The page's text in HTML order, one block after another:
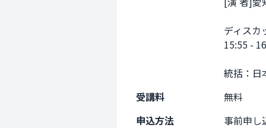
ディスカ
15:55 -
統括：日
受講料
無料
申込方法
事前申し